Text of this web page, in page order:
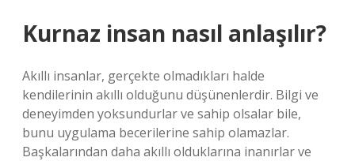
Kurnaz insan nasıl anlaşılır?
Akıllı insanlar, gerçekte olmadıkları halde
kendilerinin akıllı olduğunu düşünenlerdir. Bilgi ve
deneyimden yoksundurlar ve sahip olsalar bile,
bunu uygulama becerilerine sahip olamazlar.
Başkalarından daha akıllı olduklarına inanırlar ve